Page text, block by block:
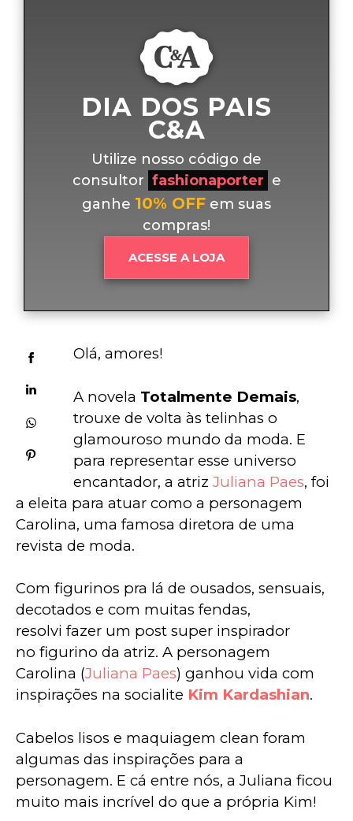
DIA DOS PAIS
C&A
Utilize nosso código de
consultor fashionaporter e
ganhe 10% OFF em suas
compras!
ACESSE A LOJA
Olá, amores!
A novela Totalmente Demais,
trouxe de volta às telinhas o
glamouroso mundo da moda. E
para representar esse universo
encantador, a atriz Juliana Paes, foi
a eleita para atuar como a personagem
Carolina, uma famosa diretora de uma
revista de moda.
Com figurinos pra lá de ousados, sensuais,
decotados e com muitas fendas,
resolvi fazer um post super inspirador
no figurino da atriz. A personagem
Carolina (Juliana Paes) ganhou vida com
inspirações na socialite Kim Kardashian.
Cabelos lisos e maquiagem clean foram
algumas das inspirações para a
personagem. E cá entre nós, a Juliana ficou
muito mais incrível do que a própria Kim!